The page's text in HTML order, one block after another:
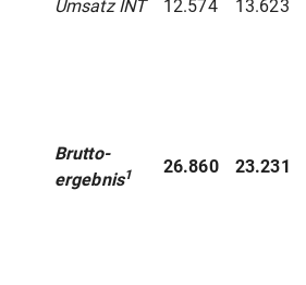
Umsatz INT 12.574 13.623
Brutto-
ergebnis1 26.860 23.231